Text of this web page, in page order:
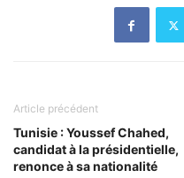
Article précédent
Tunisie : Youssef Chahed,
candidat à la présidentielle,
renonce à sa nationalité